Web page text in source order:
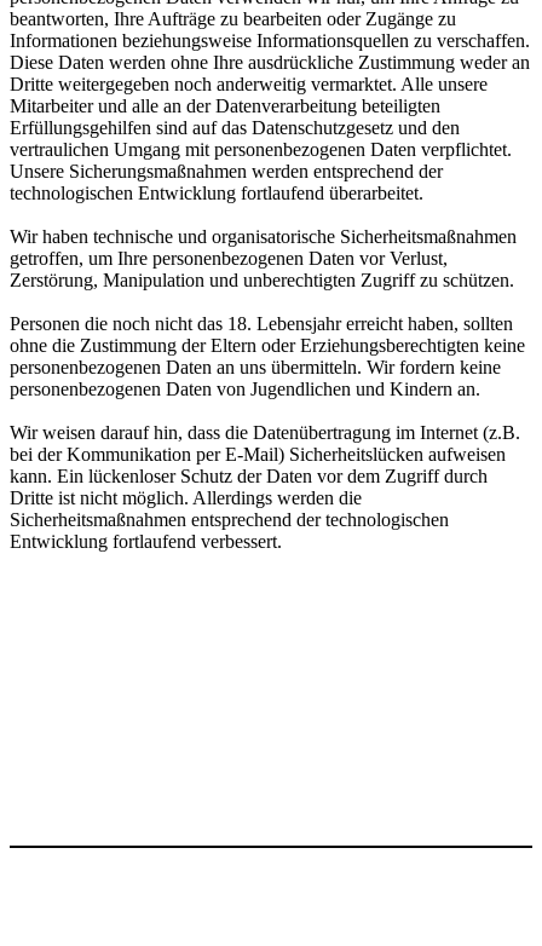
beantworten, Ihre Aufträge zu bearbeiten oder Zugänge zu
Informationen beziehungsweise Informationsquellen zu verschaffen.
Diese Daten werden ohne Ihre ausdrückliche Zustimmung weder an
Dritte weitergegeben noch anderweitig vermarktet. Alle unsere
Mitarbeiter und alle an der Datenverarbeitung beteiligten
Erfüllungsgehilfen sind auf das Datenschutzgesetz und den
vertraulichen Umgang mit personenbezogenen Daten verpflichtet.
Unsere Sicherungsmaßnahmen werden entsprechend der
technologischen Entwicklung fortlaufend überarbeitet.
Wir haben technische und organisatorische Sicherheitsmaßnahmen
getroffen, um Ihre personenbezogenen Daten vor Verlust,
Zerstörung, Manipulation und unberechtigten Zugriff zu schützen.
Personen die noch nicht das 18. Lebensjahr erreicht haben, sollten
ohne die Zustimmung der Eltern oder Erziehungsberechtigten keine
personenbezogenen Daten an uns übermitteln. Wir fordern keine
personenbezogenen Daten von Jugendlichen und Kindern an.
Wir weisen darauf hin, dass die Datenübertragung im Internet (z.B.
bei der Kommunikation per E-Mail) Sicherheitslücken aufweisen
kann. Ein lückenloser Schutz der Daten vor dem Zugriff durch
Dritte ist nicht möglich. Allerdings werden die
Sicherheitsmaßnahmen entsprechend der technologischen
Entwicklung fortlaufend verbessert.